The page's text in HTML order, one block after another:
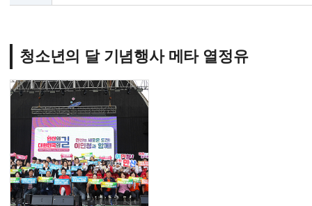
청소년의 달 기념행사 메타 열정유